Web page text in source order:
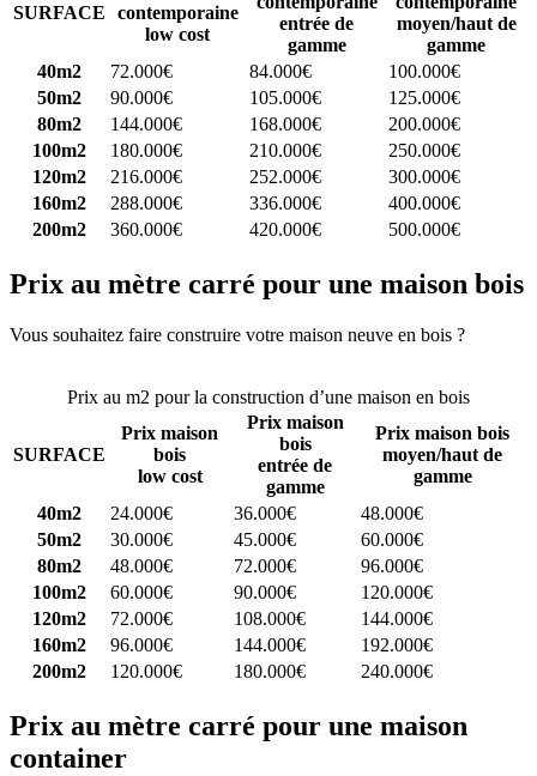
SURFACE
contemporaine
low cost
entrée de
gamme
moyen/haut de
gamme
40m2
72.000€ 84.000€
100.000€
50m2
90.000€ 105.000€
125.000€
80m2
144.000€ 168.000€
200.000€
100m2
180.000€ 210.000€
250.000€
120m2
216.000€ 252.000€
300.000€
160m2
288.000€ 336.000€
400.000€
200m2
360.000€ 420.000€ 500.000€
Prix au mètre carré pour une maison bois
Vous souhaitez faire construire votre maison neuve en bois ?
Prix au m2 pour la construction d’une maison en bois
SURFACE
Prix maison
bois
low cost
Prix maison
bois
entrée de
gamme
Prix maison bois
moyen/haut de
gamme
40m2
24.000€ 36.000€
48.000€
50m2
30.000€ 45.000€
60.000€
80m2
48.000€ 72.000€
96.000€
100m2
60.000€ 90.000€
120.000€
120m2
72.000€ 108.000€
144.000€
160m2
96.000€ 144.000€
192.000€
200m2
120.000€ 180.000€ 240.000€
Prix au mètre carré pour une maison
container